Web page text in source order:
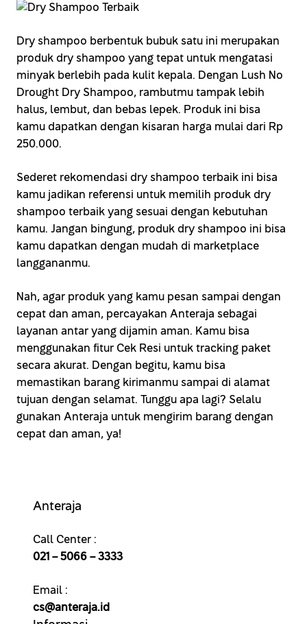
Dry shampoo berbentuk bubuk satu ini merupakan
produk dry shampoo yang tepat untuk mengatasi
minyak berlebih pada kulit kepala. Dengan Lush No
Drought Dry Shampoo, rambutmu tampak lebih
halus, lembut, dan bebas lepek. Produk ini bisa
kamu dapatkan dengan kisaran harga mulai dari Rp
250.000.
Sederet rekomendasi dry shampoo terbaik ini bisa
kamu jadikan referensi untuk memilih produk dry
shampoo terbaik yang sesuai dengan kebutuhan
kamu. Jangan bingung, produk dry shampoo ini bisa
kamu dapatkan dengan mudah di marketplace
langgananmu.
Nah, agar produk yang kamu pesan sampai dengan
cepat dan aman, percayakan Anteraja sebagai
layanan antar yang dijamin aman. Kamu bisa
menggunakan fitur Cek Resi untuk tracking paket
secara akurat. Dengan begitu, kamu bisa
memastikan barang kirimanmu sampai di alamat
tujuan dengan selamat. Tunggu apa lagi? Selalu
gunakan Anteraja untuk mengirim barang dengan
cepat dan aman, ya!
Anteraja
Call Center :
021 – 5066 – 3333
Email :
cs@anteraja.id